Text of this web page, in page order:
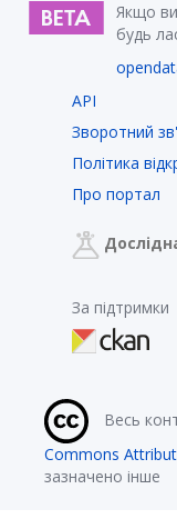
Якщо
будь
API
Зворотний
Політика
Про портал
За підтримки
Весь
Commons
зазначено інше